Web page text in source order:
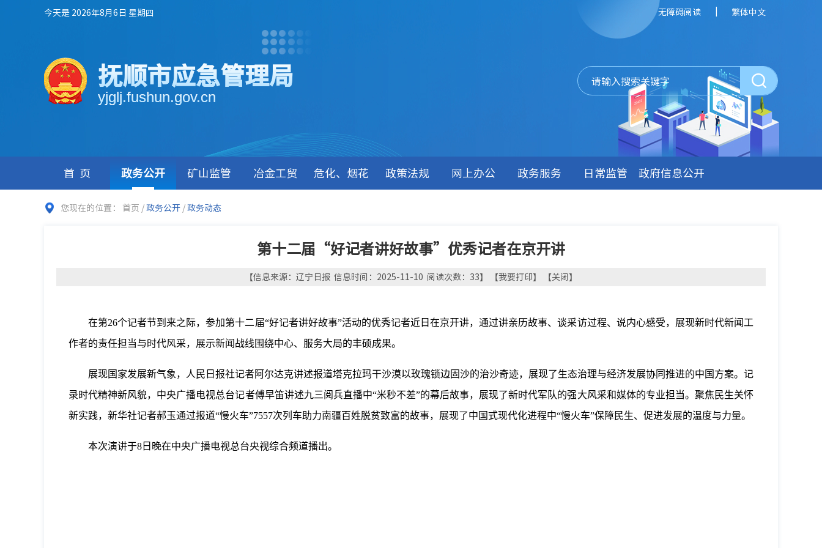
今天是 2026年8月6日 星期四 无障碍阅读 | 繁体中文
抚顺市应急管理局
yjglj.fushun.gov.cn
首页 政务公开 矿山监管 冶金工贸 危化、烟花 政策法规 网上办公 政务服务 日常监管 政府信息公开
您现在的位置： 首页 /政务公开 /政务动态
第十二届“好记者讲好故事”优秀记者在京开讲
【信息来源：辽宁日报 信息时间：2025-11-10 阅读次数： 33】 【我要打印】 【关闭】
在第26个记者节到来之际，参加第十二届“好记者讲好故事”活动的优秀记者近日在京开讲，通过讲亲历故事、谈采访过程、说内心感受，展现新时代新闻工
作者的责任担当与时代风采，展示新闻战线围绕中心、服务大局的丰硕成果。
展现国家发展新气象，人民日报社记者阿尔达克讲述报道塔克拉玛干沙漠以玫瑰锁边固沙的治沙奇迹，展现了生态治理与经济发展协同推进的中国方案。记
录时代精神新风貌，中央广播电视总台记者傅早笛讲述九三阅兵直播中“米秒不差”的幕后故事，展现了新时代军队的强大风采和媒体的专业担当。聚焦民生关怀
新实践，新华社记者郝玉通过报道“慢火车”7557次列车助力南疆百姓脱贫致富的故事，展现了中国式现代化进程中“慢火车”保障民生、促进发展的温度与力量。
本次演讲于8日晚在中央广播电视总台央视综合频道播出。